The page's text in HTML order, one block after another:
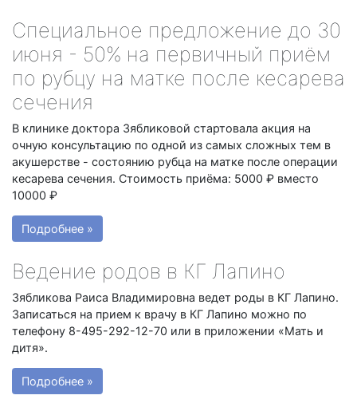
Специальное предложение до 30
июня - 50% на первичный приём
по рубцу на матке после кесарева
сечения
В клинике доктора Зябликовой стартовала акция на
очную консультацию по одной из самых сложных тем в
акушерстве - состоянию рубца на матке после операции
кесарева сечения. Стоимость приёма: 5000 ₽ вместо
10000 ₽
Подробнее »
Ведение родов в КГ Лапино
Зябликова Раиса Владимировна ведет роды в КГ Лапино.
Записаться на прием к врачу в КГ Лапино можно по
телефону 8-495-292-12-70 или в приложении «Мать и
дитя».
Подробнее »